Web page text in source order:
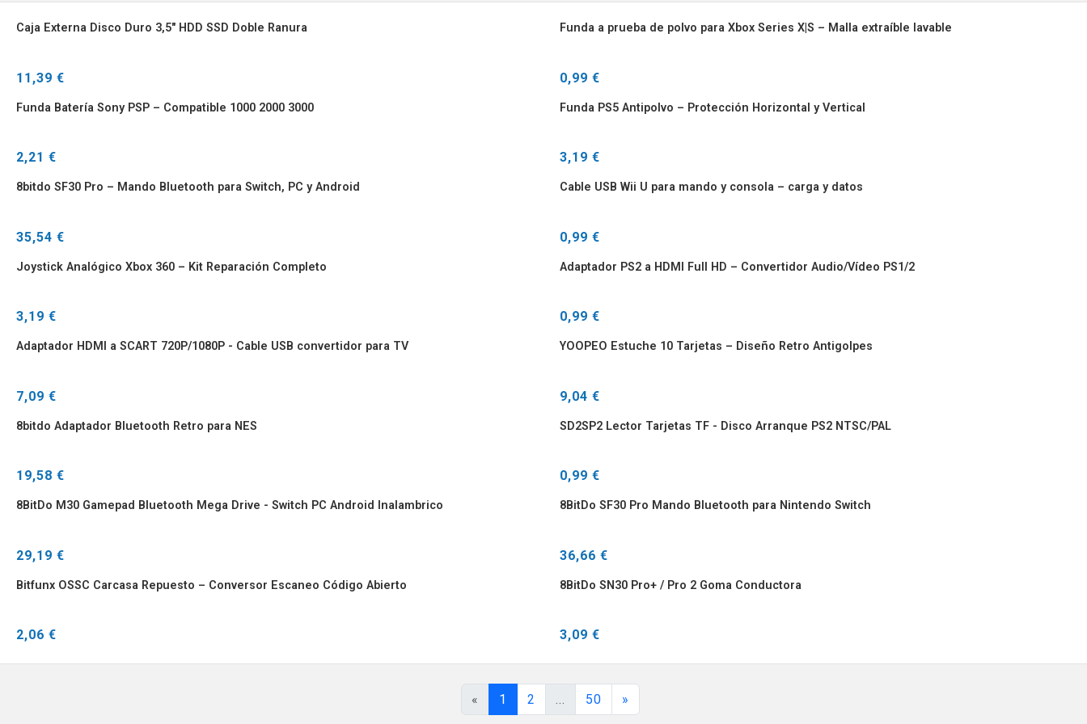
Caja Externa Disco Duro 3,5" HDD SSD Doble Ranura
11,39 €
Funda a prueba de polvo para Xbox Series X|S – Malla extraíble lavable
0,99 €
Funda Batería Sony PSP – Compatible 1000 2000 3000
2,21 €
Funda PS5 Antipolvo – Protección Horizontal y Vertical
3,19 €
8bitdo SF30 Pro – Mando Bluetooth para Switch, PC y Android
35,54 €
Cable USB Wii U para mando y consola – carga y datos
0,99 €
Joystick Analógico Xbox 360 – Kit Reparación Completo
3,19 €
Adaptador PS2 a HDMI Full HD – Convertidor Audio/Vídeo PS1/2
0,99 €
Adaptador HDMI a SCART 720P/1080P - Cable USB convertidor para TV
7,09 €
YOOPEO Estuche 10 Tarjetas – Diseño Retro Antigolpes
9,04 €
8bitdo Adaptador Bluetooth Retro para NES
19,58 €
SD2SP2 Lector Tarjetas TF - Disco Arranque PS2 NTSC/PAL
0,99 €
8BitDo M30 Gamepad Bluetooth Mega Drive - Switch PC Android Inalambrico
29,19 €
8BitDo SF30 Pro Mando Bluetooth para Nintendo Switch
36,66 €
Bitfunx OSSC Carcasa Repuesto – Conversor Escaneo Código Abierto
2,06 €
8BitDo SN30 Pro+ / Pro 2 Goma Conductora
3,09 €
« 1 2 ... 50 »